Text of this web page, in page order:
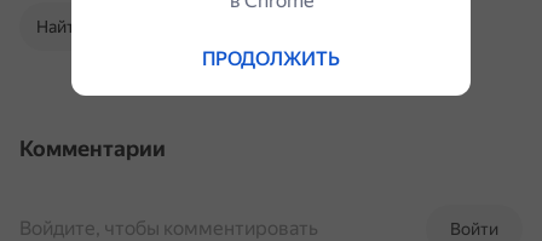
Найти в Поиске
Комментарии
Войти
Войдите, чтобы комментировать
ПРОДОЛЖИТЬ